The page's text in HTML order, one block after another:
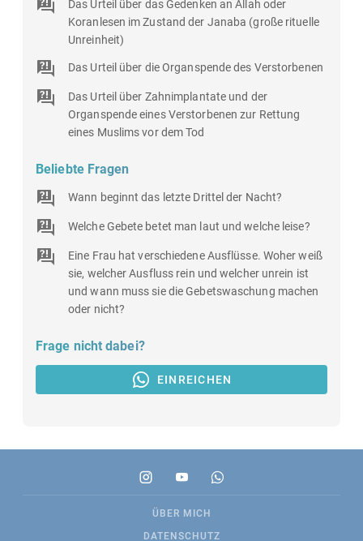
Das Urteil über das Gedenken an Allah oder
Koranlesen im Zustand der Janaba (große rituelle
Unreinheit)
Das Urteil über die Organspende des Verstorbenen
Das Urteil über Zahnimplantate und der
Organspende eines Verstorbenen zur Rettung
eines Muslims vor dem Tod
Beliebte Fragen
Wann beginnt das letzte Drittel der Nacht?
Welche Gebete betet man laut und welche leise?
Eine Frau hat verschiedene Ausflüsse. Woher weiß
sie, welcher Ausfluss rein und welcher unrein ist
und wann muss sie die Gebetswaschung machen
oder nicht?
Frage nicht dabei?
EINREICHEN
ÜBER MICH
DATENSCHUTZ